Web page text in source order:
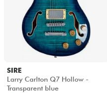
SIRE
Larry Carlton Q7 Hollow -
Transparent blue